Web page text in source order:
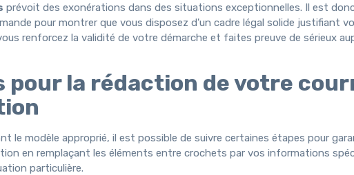
prévoit des exonérations dans des situations exceptionnelles. Il est
pour montrer que vous disposez d'un cadre légal solide justifiant
renforcez la validité de votre démarche et faites preuve de sérieux
la rédaction de votre
le modèle approprié, il est possible de suivre certaines étapes pour
en remplaçant les éléments entre crochets par vos informations
particulière.